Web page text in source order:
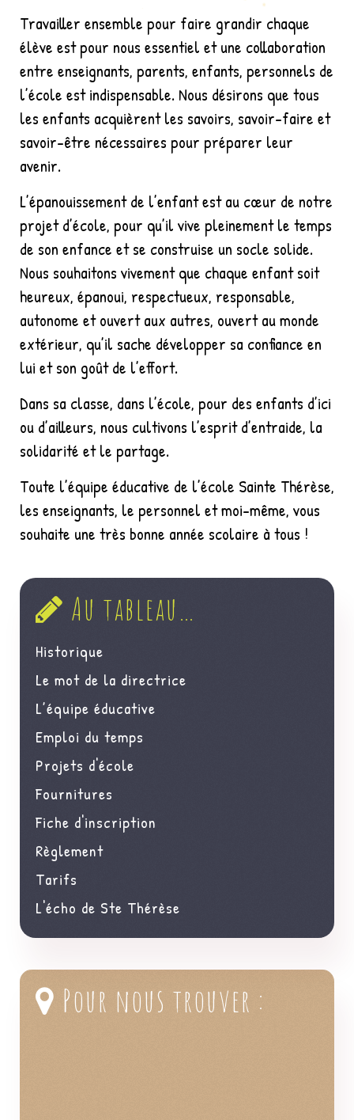
Travailler ensemble pour faire grandir chaque
élève est pour nous essentiel et une collaboration
entre enseignants, parents, enfants, personnels de
l’école est indispensable. Nous désirons que tous
les enfants acquièrent les savoirs, savoir-faire et
savoir-être nécessaires pour préparer leur
avenir.
L’épanouissement de l’enfant est au cœur de notre
projet d’école, pour qu’il vive pleinement le temps
de son enfance et se construise un socle solide.
Nous souhaitons vivement que chaque enfant soit
heureux, épanoui, respectueux, responsable,
autonome et ouvert aux autres, ouvert au monde
extérieur, qu’il sache développer sa confiance en
lui et son goût de l’effort.
Dans sa classe, dans l’école, pour des enfants d’ici
ou d’ailleurs, nous cultivons l’esprit d’entraide, la
solidarité et le partage.
Toute l’équipe éducative de l’école Sainte Thérèse,
les enseignants, le personnel et moi-même, vous
souhaite une très bonne année scolaire à tous !
Au tableau…
Historique
Le mot de la directrice
L’équipe éducative
Emploi du temps
Projets d'école
Fournitures
Fiche d'inscription
Règlement
Tarifs
L'écho de Ste Thérèse
Pour nous trouver :